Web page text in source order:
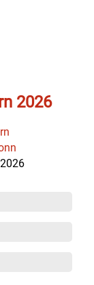
2026